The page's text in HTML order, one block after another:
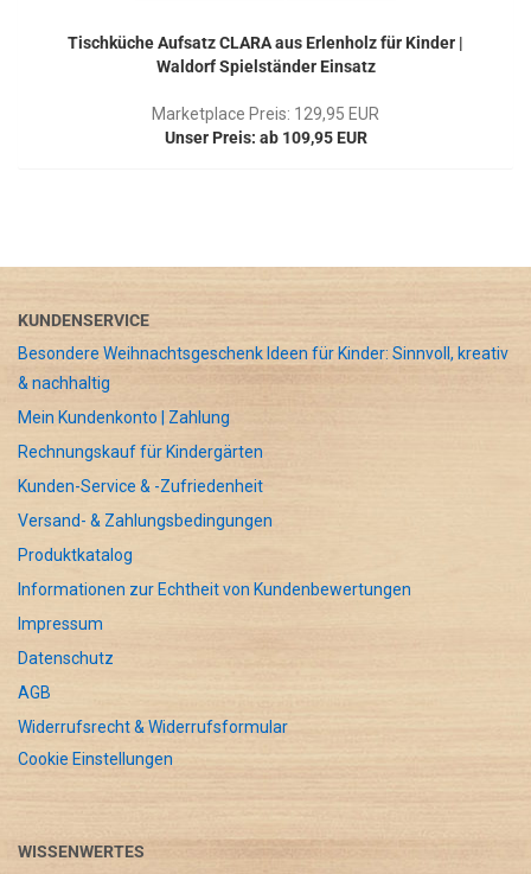
Tischküche Aufsatz CLARA aus Erlenholz für Kinder |
Waldorf Spielständer Einsatz
Marketplace Preis: 129,95 EUR
Unser Preis: ab 109,95 EUR
KUNDENSERVICE
Besondere Weihnachtsgeschenk Ideen für Kinder: Sinnvoll, kreativ
& nachhaltig
Mein Kundenkonto | Zahlung
Rechnungskauf für Kindergärten
Kunden-Service & -Zufriedenheit
Versand- & Zahlungsbedingungen
Produktkatalog
Informationen zur Echtheit von Kundenbewertungen
Impressum
Datenschutz
AGB
Widerrufsrecht & Widerrufsformular
Cookie Einstellungen
WISSENWERTES